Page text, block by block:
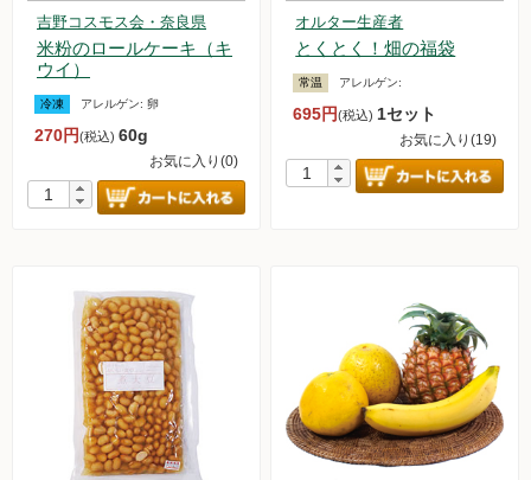
吉野コスモス会・奈良県
米粉のロールケーキ（キ
ウイ）
冷凍 アレルゲン: 卵
270円(税込) 60g
お気に入り(0)
オルター生産者
とくとく！畑の福袋
常温 アレルゲン:
695円(税込) 1セット
お気に入り(19)